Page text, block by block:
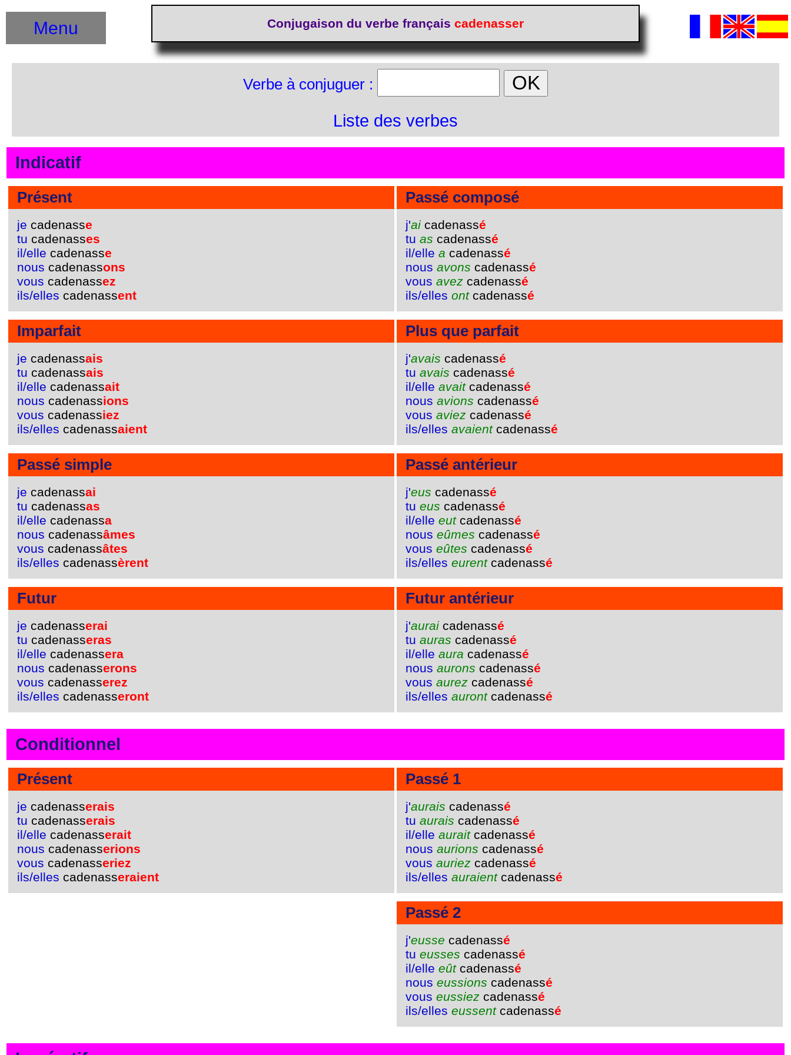
Conjugaison du verbe français cadenasser
Menu
Verbe à conjuguer :
Liste des verbes
Indicatif
Présent
je cadenasse
tu cadenasses
il/elle cadenasse
nous cadenassons
vous cadenassez
ils/elles cadenassent
Passé composé
j'ai cadenassé
tu as cadenassé
il/elle a cadenassé
nous avons cadenassé
vous avez cadenassé
ils/elles ontcadenassé
Imparfait
je cadenassais
tu cadenassais
il/elle cadenassait
nous cadenassions
vous cadenassiez
ils/elles cadenassaient
Plus que parfait
j'avais cadenassé
tu avais cadenassé
il/elle avaitcadenassé
nous avions cadenassé
vous aviez cadenassé
ils/elles avaientcadenassé
Passé simple
je cadenassai
tu cadenassas
il/elle cadenassa
nous cadenassâmes
vous cadenassâtes
ils/elles cadenassèrent
Passé antérieur
j'eus cadenassé
tu eus cadenassé
il/elle eutcadenassé
nous eûmes cadenassé
vous eûtes cadenassé
ils/elles eurentcadenassé
Futur
je cadenasserai
tu cadenasseras
il/elle cadenassera
nous cadenasserons
vous cadenasserez
ils/elles cadenasseront
Futur antérieur
j'aurai cadenassé
tu auras cadenassé
il/elle aura cadenassé
nous aurons cadenassé
vous aurez cadenassé
ils/elles aurontcadenassé
Conditionnel
Présent
je cadenasserais
tu cadenasserais
il/elle cadenasserait
nous cadenasserions
vous cadenasseriez
ils/elles cadenasseraient
Passé 1
j'aurais cadenassé
tu aurais cadenassé
il/elle auraitcadenassé
nous aurions cadenassé
vous auriez cadenassé
ils/elles auraientcadenassé
Passé 2
j'eusse cadenassé
tu eusses cadenassé
il/elle eûtcadenassé
nous eussions cadenassé
vous eussiez cadenassé
ils/elles eussentcadenassé